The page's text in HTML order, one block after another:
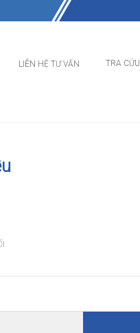
LIÊN HỆ TƯ VẤN TRA CỨU